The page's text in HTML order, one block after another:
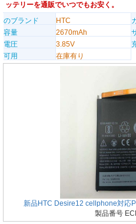
ッテリーを通販でいつでもお安く。
のブランド
HTC
容量
2670mAh
電圧
3.85V
可用
在庫有り
新品HTC Desire12 cellphone対応
製品番号